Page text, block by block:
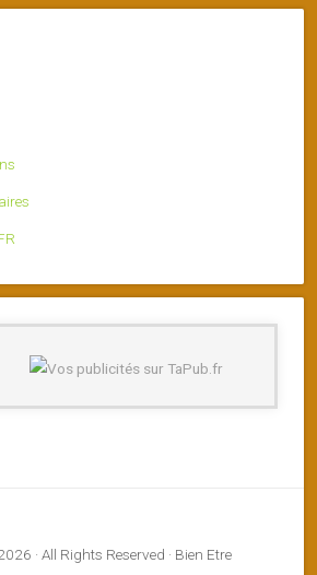
· All Rights Reserved · Bien Etre